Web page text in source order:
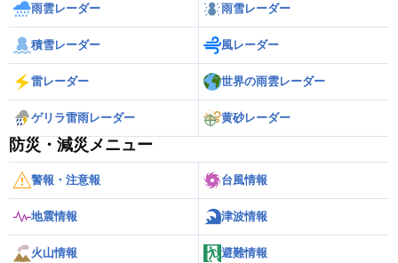
雨雲レーダー 雨雪レーダー
積雪レーダー 風レーダー
雷レーダー 世界の雨雲レーダー
ゲリラ雷雨レーダー 黄砂レーダー
防災・減災メニュー
警報・注意報 台風情報
地震情報 津波情報
火山情報 避難情報